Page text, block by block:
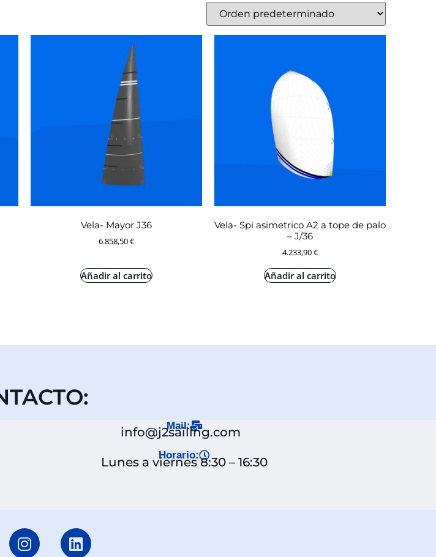
Vela- Mayor J36
6.858,50€
Añadir al carrito
Vela- Spi asimetrico A2 a tope de palo
– J/36
4.233,90€
Añadir al carrito
Mail:
info@j2sailing.com
Horario:
Lunes a viernes 8:30 – 16:30